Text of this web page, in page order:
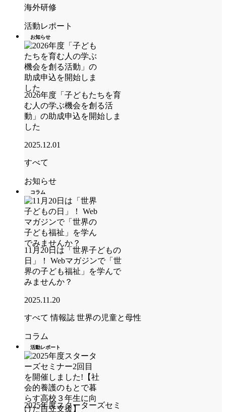
海外研修
活動レポート
お知らせ
2026年度「子どもたちを育
む人の学ぶ機会を創る活
動」の助成申込を開始しま
した
2025.12.01
すべて
お知らせ
コラム
11月20日は「世界子どもの
日」！ Webマガジンで「世
界の子ども福祉」を学んで
みませんか？
2025.11.20
すべて 情報誌 世界の児童と母性
コラム
活動レポート
2025年度スターターズセミ